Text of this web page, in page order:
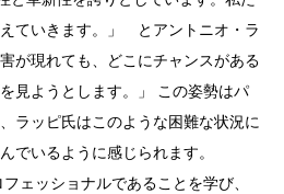
ていきます。」 とアントニオ・ラ
が現れても、どこにチャンスがある
見ようとします。」 この姿勢はパ
ラッピ氏はこのような困難な状況に
でいるように感じられます。
ェッショナルであることを学び、